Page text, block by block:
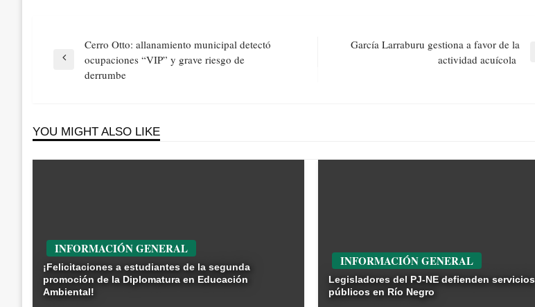
Navegación
de
entradas
Previous
Cerro Otto: allanamiento municipal detectó
ocupaciones “VIP” y grave riesgo de
derrumbe
García Larraburu gestiona a favor de la
actividad acuícola
YOU MIGHT ALSO LIKE
INFORMACIÓN GENERAL
¡Felicitaciones a estudiantes de la segunda
promoción de la Diplomatura en Educación
Ambiental!
INFORMACIÓN GENERAL
Legisladores del PJ-NE defienden servicios
públicos en Río Negro